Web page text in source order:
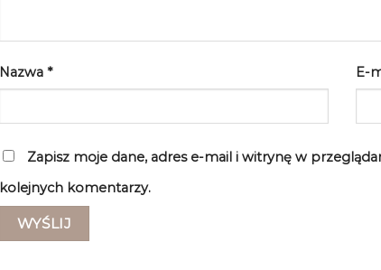
Nazwa * E-
Zapisz moje dane, adres e-mail i witrynę w
kolejnych komentarzy.